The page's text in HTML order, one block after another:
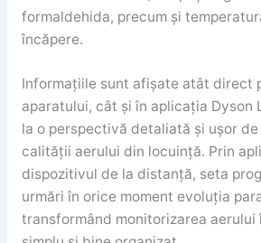
formaldehida, precum și
încăpere.
Informațiile sunt afișate atât direct
aparatului, cât și în aplicația Dyson
la o perspectivă detaliată și ușor
calității aerului din locuință. Prin
dispozitivul de la distanță, seta
urmări în orice moment evoluția
transformând monitorizarea aerului